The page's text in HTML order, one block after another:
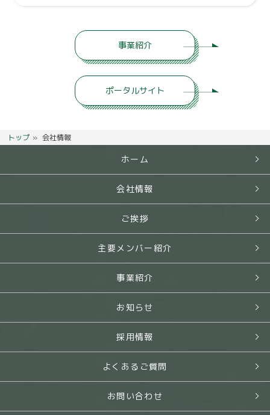
事業紹介
ポータルサイト
トップ » 会社情報
ホーム
会社情報
ご挨拶
主要メンバー紹介
事業紹介
お知らせ
採用情報
よくあるご質問
お問い合わせ